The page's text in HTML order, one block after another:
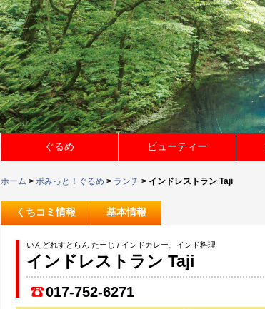
ぐるめ ビューティー
ホーム > ポみっと！ぐるめ > ランチ > インドレストラン Taji
くちコミ情報 基本情報
いんどれすとらん たーじ / インドカレー、インド料理
インドレストラン Taji
017-752-6271